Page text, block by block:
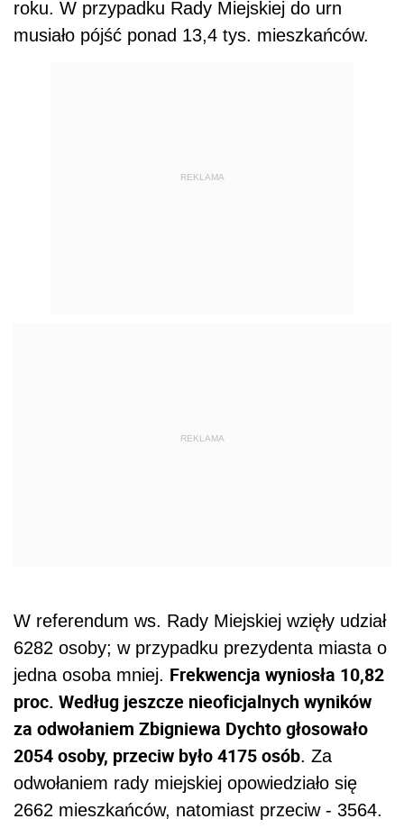
roku. W przypadku Rady Miejskiej do urn
musiało pójść ponad 13,4 tys. mieszkańców.
REKLAMA
REKLAMA
W referendum ws. Rady Miejskiej wzięły udział
6282 osoby; w przypadku prezydenta miasta o
jedna osoba mniej. Frekwencja wyniosła 10,82
proc. Według jeszcze nieoficjalnych wyników
za odwołaniem Zbigniewa Dychto głosowało
2054 osoby, przeciw było 4175 osób. Za
odwołaniem rady miejskiej opowiedziało się
2662 mieszkańców, natomiast przeciw - 3564.